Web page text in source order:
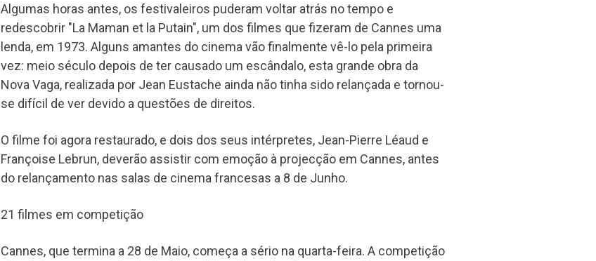
Algumas horas antes, os festivaleiros puderam voltar atrás no tempo e
redescobrir "La Maman et la Putain", um dos filmes que fizeram de Cannes uma
lenda, em 1973. Alguns amantes do cinema vão finalmente vê-lo pela primeira
vez: meio século depois de ter causado um escândalo, esta grande obra da
Nova Vaga, realizada por Jean Eustache ainda não tinha sido relançada e tornou-
se difícil de ver devido a questões de direitos.
O filme foi agora restaurado, e dois dos seus intérpretes, Jean-Pierre Léaud e
Françoise Lebrun, deverão assistir com emoção à projecção em Cannes, antes
do relançamento nas salas de cinema francesas a 8 de Junho.
21 filmes em competição
Cannes, que termina a 28 de Maio, começa a sério na quarta-feira. A competição